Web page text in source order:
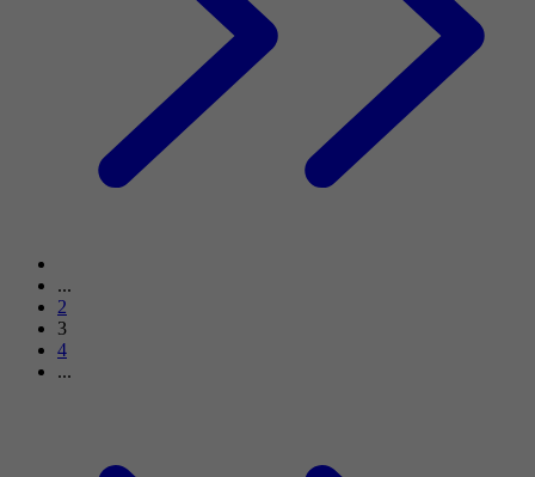
...
2
3
4
...